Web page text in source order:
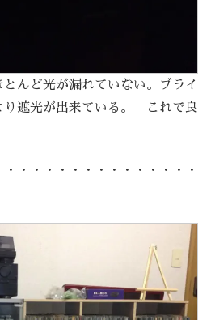
んど光が漏れていない。ブライ
り遮光が出来ている。 これで良
・・・・・・・・・・・・・・・